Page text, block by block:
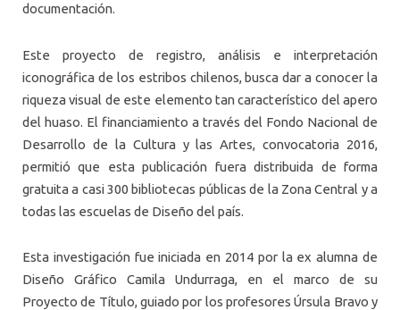
documentación.
Este proyecto de registro, análisis e interpretación
iconográfica de los estribos chilenos, busca dar a conocer la
riqueza visual de este elemento tan característico del apero
del huaso. El financiamiento a través del Fondo Nacional de
Desarrollo de la Cultura y las Artes, convocatoria 2016,
permitió que esta publicación fuera distribuida de forma
gratuita a casi 300 bibliotecas públicas de la Zona Central y a
todas las escuelas de Diseño del país.
Esta investigación fue iniciada en 2014 por la ex alumna de
Diseño Gráfico Camila Undurraga, en el marco de su
Proyecto de Título, guiado por los profesores Úrsula Bravo y